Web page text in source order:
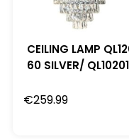
CEILING LAMP
60 SILVER/ QL10201
€259.99